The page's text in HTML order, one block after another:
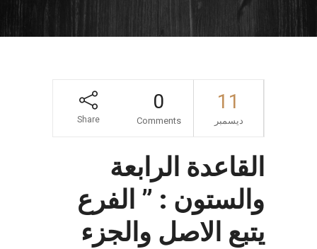
11
ديسمبر
0
Comments
Share
القاعدة الرابعة
والستون : ” الفرع
يتبع الاصل والجزء